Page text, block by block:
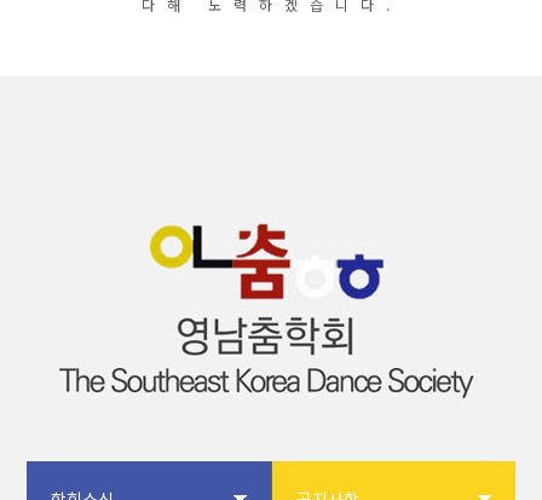
다해 노력하겠습니다.